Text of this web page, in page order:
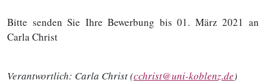
Bitte senden Sie Ihre Bewerbung bis 01. März 2021 an
Carla Christ
Verantwortlich: Carla Christ (cchrist@uni-koblenz.de)